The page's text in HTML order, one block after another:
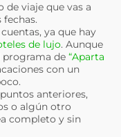
de viaje que vas a
fechas.
ya que hay
de lujo. Aunque
programa de “Aparta
con un
anteriores,
o algún otro
completo y sin